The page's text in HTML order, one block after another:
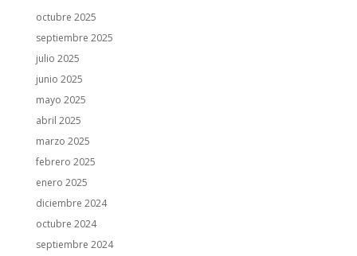
octubre 2025
septiembre 2025
julio 2025
junio 2025
mayo 2025
abril 2025
marzo 2025
febrero 2025
enero 2025
diciembre 2024
octubre 2024
septiembre 2024